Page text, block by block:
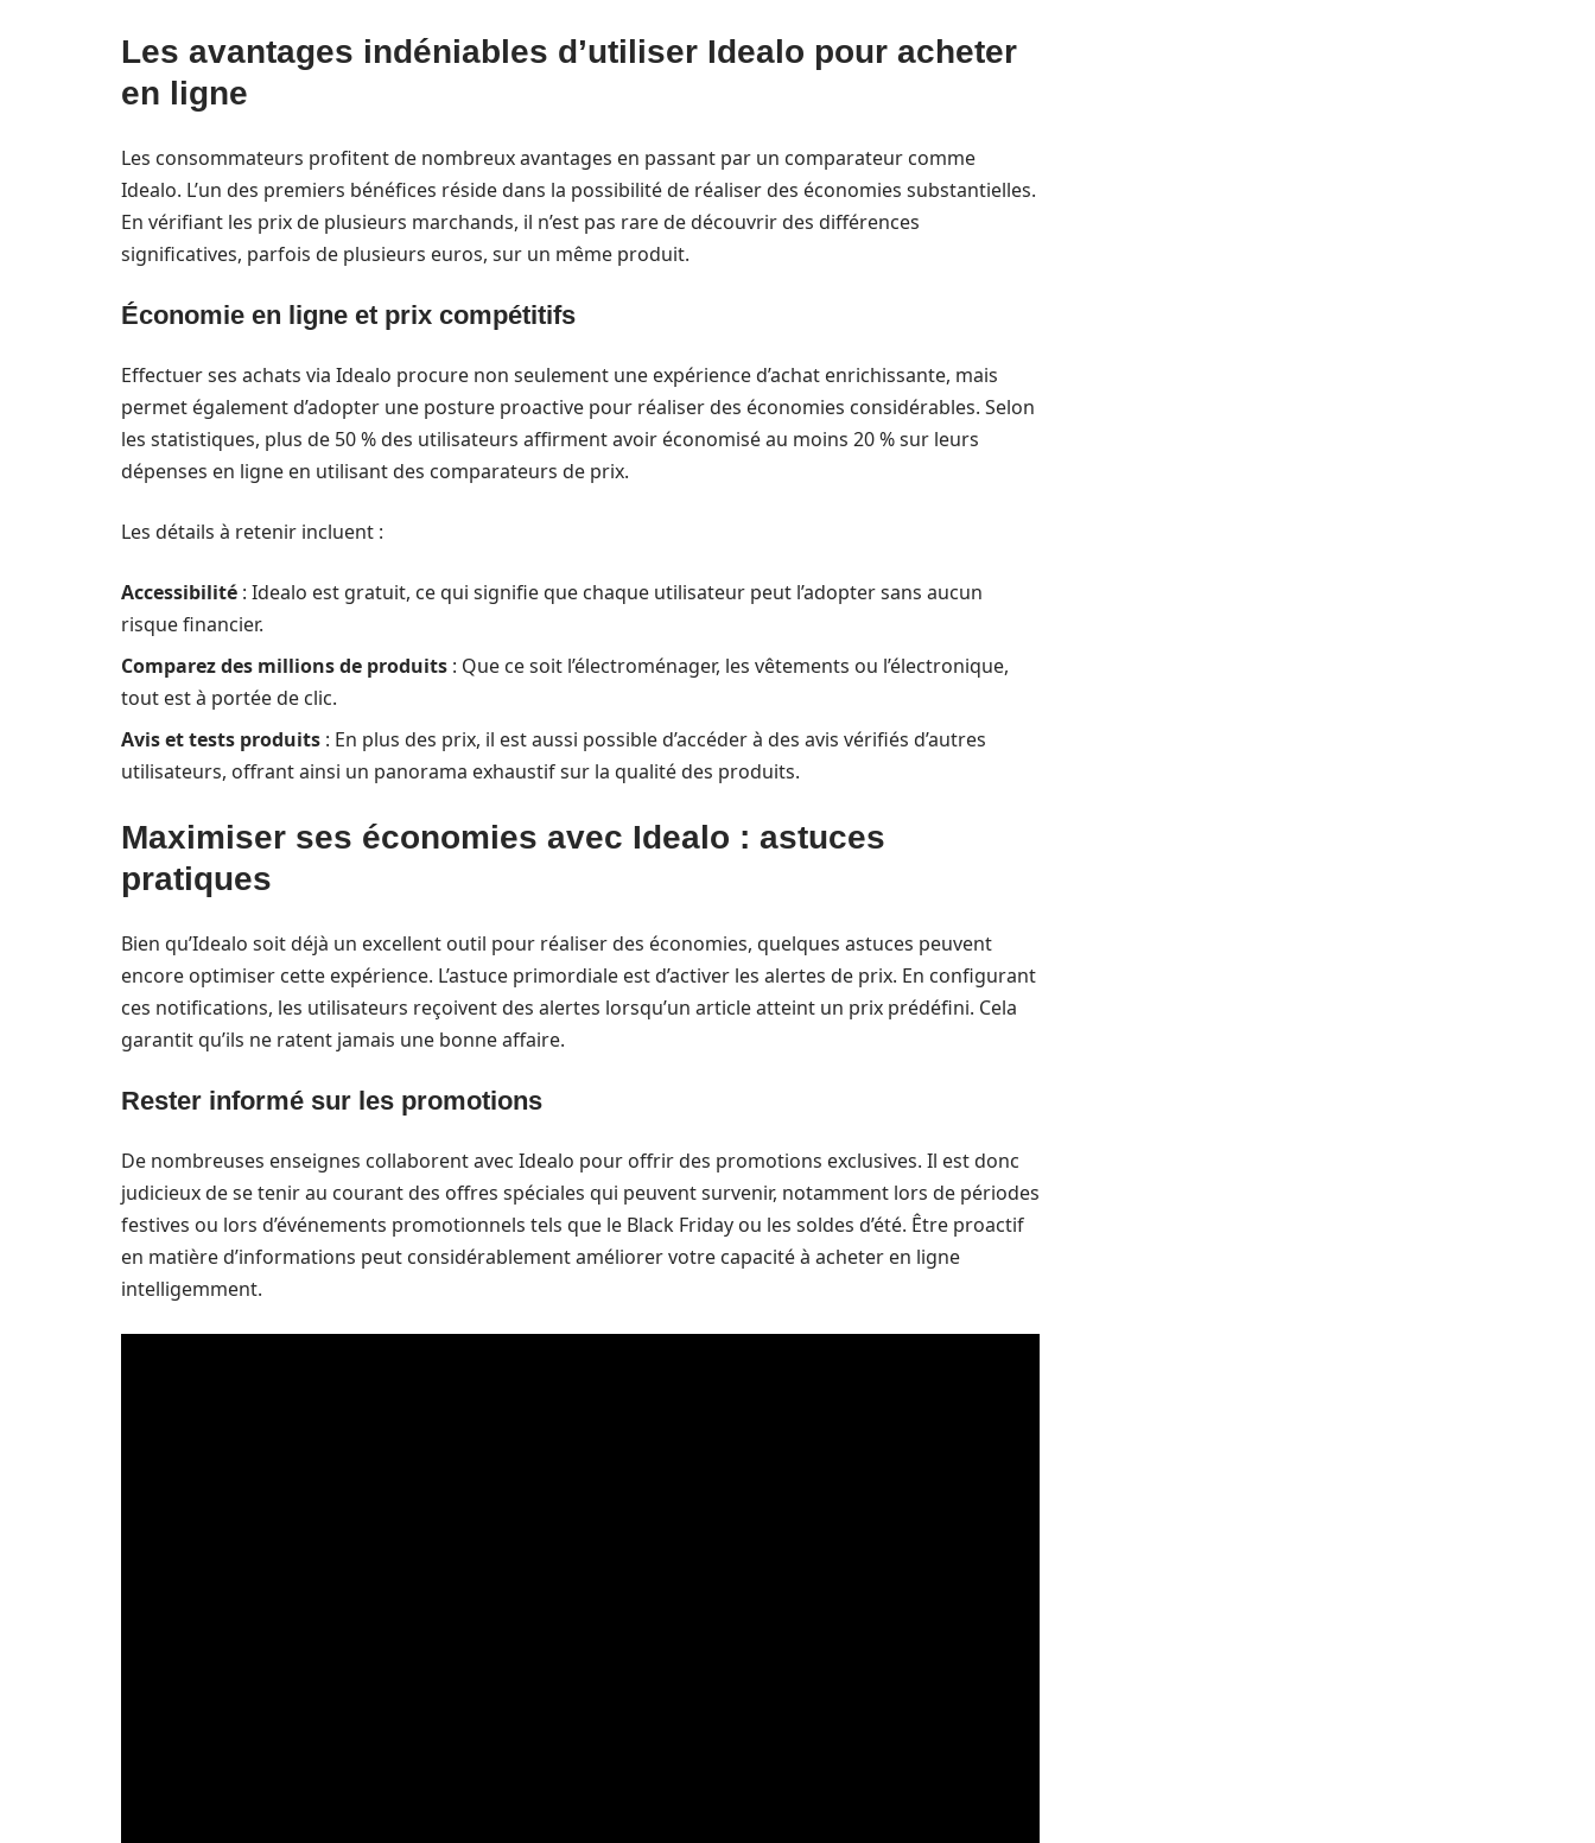
Les avantages indéniables d’utiliser Idealo pour acheter
en ligne
Les consommateurs profitent de nombreux avantages en passant par un comparateur comme
Idealo. L’un des premiers bénéfices réside dans la possibilité de réaliser des économies substantielles.
En vérifiant les prix de plusieurs marchands, il n’est pas rare de découvrir des différences
significatives, parfois de plusieurs euros, sur un même produit.
Économie en ligne et prix compétitifs
Effectuer ses achats via Idealo procure non seulement une expérience d’achat enrichissante, mais
permet également d’adopter une posture proactive pour réaliser des économies considérables. Selon
les statistiques, plus de 50 % des utilisateurs affirment avoir économisé au moins 20 % sur leurs
dépenses en ligne en utilisant des comparateurs de prix.
Les détails à retenir incluent :
Accessibilité : Idealo est gratuit, ce qui signifie que chaque utilisateur peut l’adopter sans aucun
risque financier.
Comparez des millions de produits : Que ce soit l’électroménager, les vêtements ou l’électronique,
tout est à portée de clic.
Avis et tests produits : En plus des prix, il est aussi possible d’accéder à des avis vérifiés d’autres
utilisateurs, offrant ainsi un panorama exhaustif sur la qualité des produits.
Maximiser ses économies avec Idealo : astuces
pratiques
Bien qu’Idealo soit déjà un excellent outil pour réaliser des économies, quelques astuces peuvent
encore optimiser cette expérience. L’astuce primordiale est d’activer les alertes de prix. En configurant
ces notifications, les utilisateurs reçoivent des alertes lorsqu’un article atteint un prix prédéfini. Cela
garantit qu’ils ne ratent jamais une bonne affaire.
Rester informé sur les promotions
De nombreuses enseignes collaborent avec Idealo pour offrir des promotions exclusives. Il est donc
judicieux de se tenir au courant des offres spéciales qui peuvent survenir, notamment lors de périodes
festives ou lors d’événements promotionnels tels que le Black Friday ou les soldes d’été. Être proactif
en matière d’informations peut considérablement améliorer votre capacité à acheter en ligne
intelligemment.